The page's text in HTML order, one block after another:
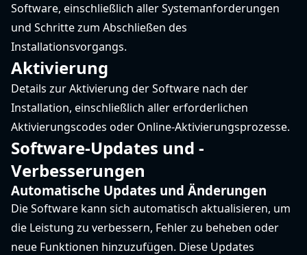
Software, einschließlich aller Systemanforderungen
und Schritte zum Abschließen des
Installationsvorgangs.
Aktivierung
Details zur Aktivierung der Software nach der
Installation, einschließlich aller erforderlichen
Aktivierungscodes oder Online-Aktivierungsprozesse.
Software-Updates und -
Verbesserungen
Automatische Updates und Änderungen
Die Software kann sich automatisch aktualisieren, um
die Leistung zu verbessern, Fehler zu beheben oder
neue Funktionen hinzuzufügen. Diese Updates